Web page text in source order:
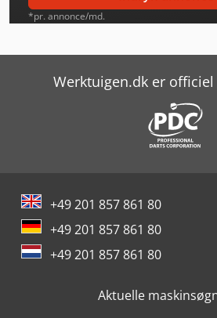
Opel Vivaro B
Renault Kangoo
Renault Kangoo Express
Renault Midliner
Renault Midlum
*pr. annonce/md.
Werktuigen.dk er
+49 201 857 861 80
+49 201 857 861 80
+49 201 857 861 80
Aktuelle